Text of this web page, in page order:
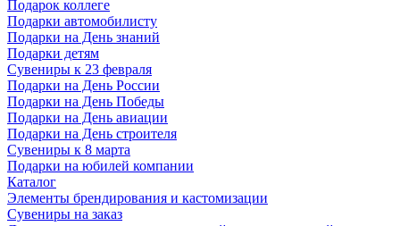
Подарок коллеге
Подарки автомобилисту
Подарки на День знаний
Подарки детям
Сувениры к 23 февраля
Подарки на День России
Подарки на День Победы
Подарки на День авиации
Подарки на День строителя
Сувениры к 8 марта
Подарки на юбилей компании
Каталог
Элементы брендирования и кастомизации
Сувениры на заказ